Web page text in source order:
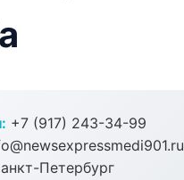
+7 (917) 243-34-99
Петербург